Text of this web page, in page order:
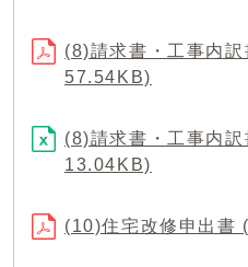
(8)請求書・工事内訳
57.54KB)
(8)請求書・工事内訳
13.04KB)
(10)住宅改修申出書